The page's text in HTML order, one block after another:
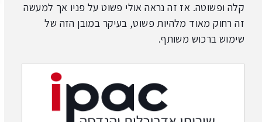
קלה ופשוטה. אז זה נראה אולי פשוט על פניו אך למעשה
זה רחוק מאוד מלהיות פשוט, בעיקר במובן הזה של
שימוש ברכוש משותף.